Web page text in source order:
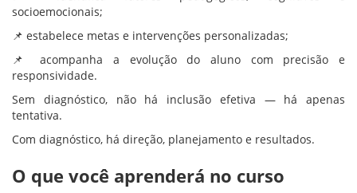
socioemocionais;
📌 estabelece metas e intervenções personalizadas;
📌 acompanha a evolução do aluno com precisão e
responsividade.
Sem diagnóstico, não há inclusão efetiva — há apenas
tentativa.
Com diagnóstico, há direção, planejamento e resultados.
O que você aprenderá no curso